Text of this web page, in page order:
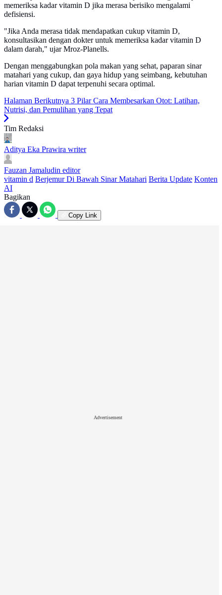
memeriksa kadar vitamin D jika merasa berisiko mengalami
defisiensi.
"Jika Anda merasa tidak mendapatkan cukup vitamin D,
konsultasikan dengan dokter untuk memeriksa kadar vitamin D
dalam darah," ujar Mroz-Planells.
Dengan menggabungkan pola makan yang sehat, paparan sinar
matahari yang cukup, dan gaya hidup yang seimbang, kebutuhan
harian vitamin D dapat terpenuhi secara optimal.
Halaman Berikutnya 3 Pilar Cara Membesarkan Otot: Latihan,
Nutrisi, dan Pemulihan yang Tepat
Tim Redaksi
Aditya Eka Prawira writer
Fauzan Jamaludin editor
vitamin d Berjemur Di Bawah Sinar Matahari Berita Update Konten
AI
Bagikan
Copy Link
Advertisement